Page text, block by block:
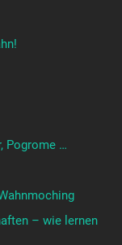
Pogrome …
– wie lernen